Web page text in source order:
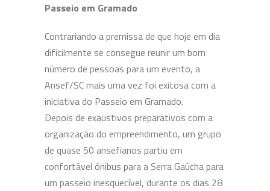
Passeio em Gramado
Contrariando a premissa de que hoje em dia
dificilmente se consegue reunir um bom
número de pessoas para um evento, a
Ansef/SC mais uma vez foi exitosa com a
iniciativa do Passeio em Gramado.
Depois de exaustivos preparativos com a
organização do empreendimento, um grupo
de quase 50 ansefianos partiu em
confortável ónibus para a Serra Gaúcha para
um passeio inesquecível, durante os dias 28